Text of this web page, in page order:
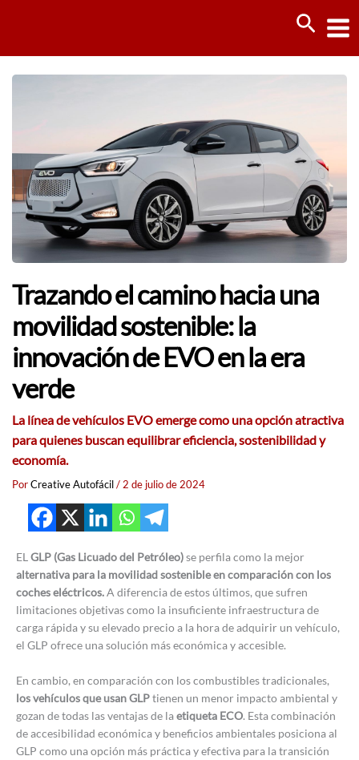
Trazando el camino hacia una
movilidad sostenible: la
innovación de EVO en la era
verde
La línea de vehículos EVO emerge como una opción atractiva
para quienes buscan equilibrar eficiencia, sostenibilidad y
economía.
PorCreative Autofácil/2 de julio de 2024
EL GLP (Gas Licuado del Petróleo)se perfila como la mejor
alternativa para la movilidad sostenible en comparación con los
coches eléctricos.A diferencia de estos últimos, que sufren
limitaciones objetivas como la insuficiente infraestructura de
carga rápida y su elevado precio a la hora de adquirir un vehículo,
el GLP ofrece una solución más económica y accesible.
En cambio, en comparación con los combustibles tradicionales,
los vehículos que usan GLPtienen un menor impacto ambiental y
gozan de todas las ventajas de laetiqueta ECO. Esta combinación
de accesibilidad económica y beneficios ambientales posiciona al
GLP como una opción más práctica y efectiva para la transición